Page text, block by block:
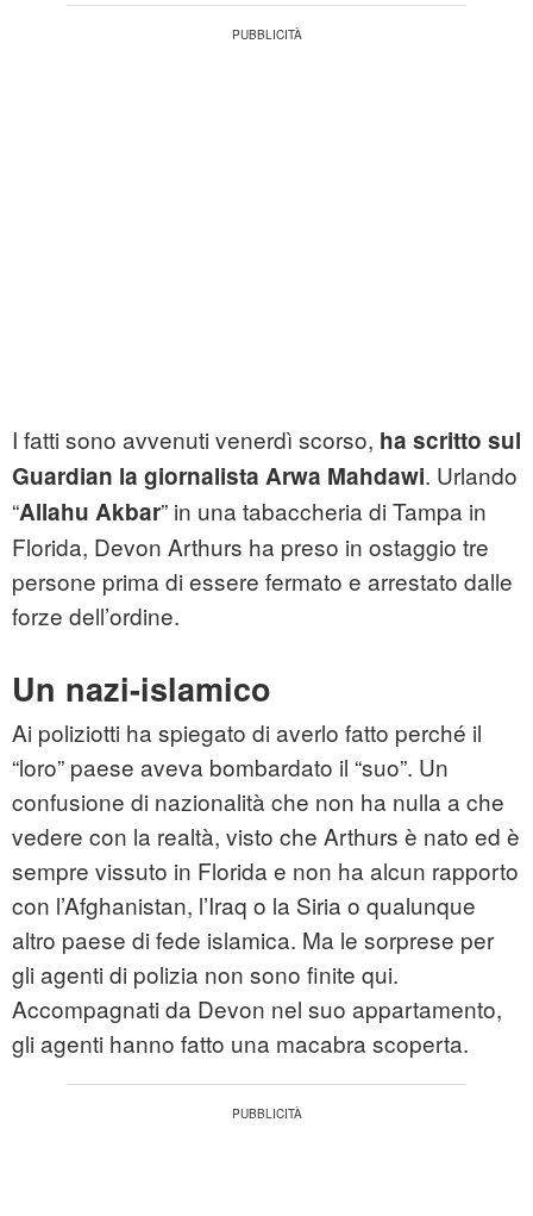
I fatti sono avvenuti venerdì scorso, ha scritto sul
Guardian la giornalista Arwa Mahdawi. Urlando
“Allahu Akbar” in una tabaccheria di Tampa in
Florida, Devon Arthurs ha preso in ostaggio tre
persone prima di essere fermato e arrestato dalle
forze dell’ordine.
Un nazi-islamico
Ai poliziotti ha spiegato di averlo fatto perché il
“loro” paese aveva bombardato il “suo”. Un
confusione di nazionalità che non ha nulla a che
vedere con la realtà, visto che Arthurs è nato ed è
sempre vissuto in Florida e non ha alcun rapporto
con l’Afghanistan, l’Iraq o la Siria o qualunque
altro paese di fede islamica. Ma le sorprese per
gli agenti di polizia non sono finite qui.
Accompagnati da Devon nel suo appartamento,
gli agenti hanno fatto una macabra scoperta.